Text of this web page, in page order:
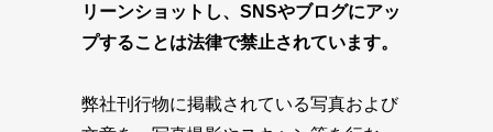
リーンショットし、SNSやブログにアッ
プすることは法律で禁止されています。
弊社刊行物に掲載されている写真および